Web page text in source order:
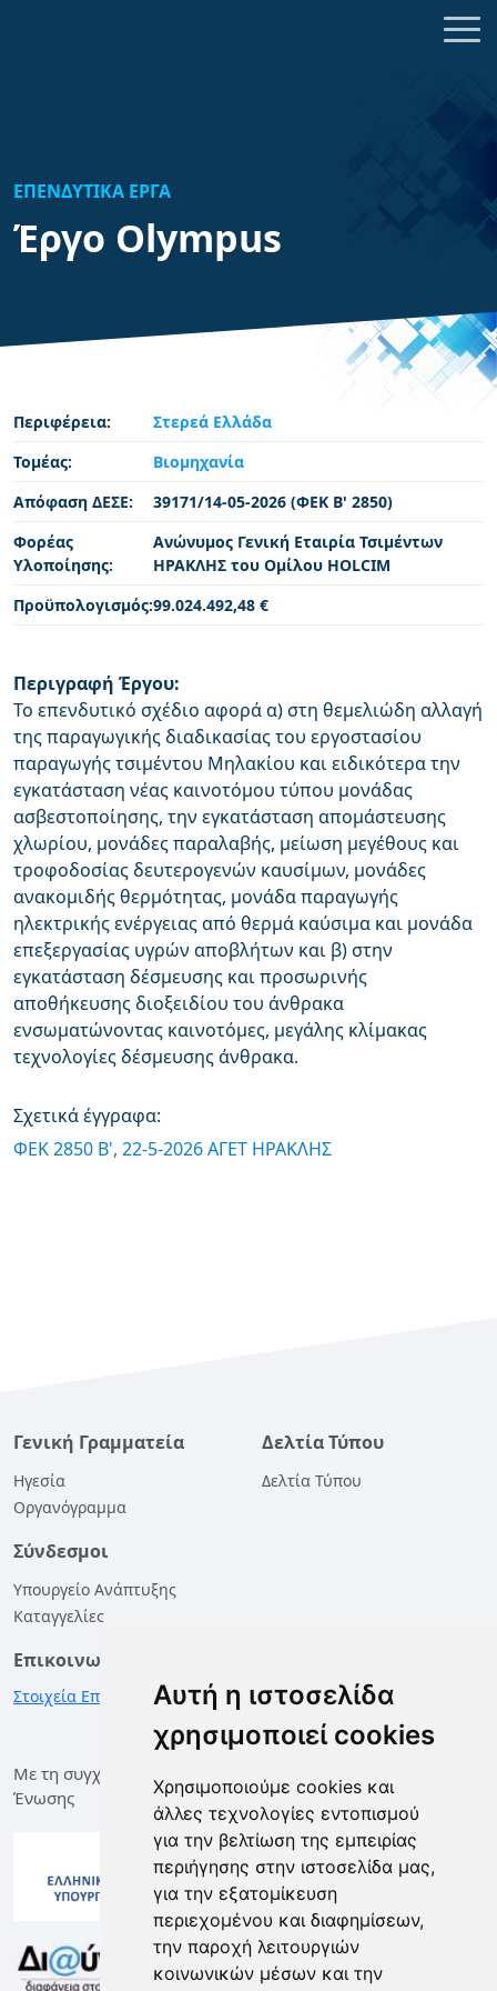
Αυτή η ιστοσελίδα
χρησιμοποιεί cookies
Χρησιμοποιούμε cookies και
άλλες τεχνολογίες εντοπισμού
για την βελτίωση της εμπειρίας
περιήγησης στην ιστοσελίδα μας,
για την εξατομίκευση
περιεχομένου και διαφημίσεων,
την παροχή λειτουργιών
κοινωνικών μέσων και την
ΕΠΕΝΔΥΤΙΚΑ ΕΡΓΑ
Έργο Olympus
Περιφέρεια:
Στερεά Ελλάδα
Τομέας:
Βιομηχανία
Απόφαση ΔΕΣΕ:
39171/14-05-2026 (ΦΕΚ Β' 2850)
Φορέας
Υλοποίησης:
Ανώνυμος Γενική Εταιρία Τσιμέντων
ΗΡΑΚΛΗΣ του Ομίλου HOLCIM
Προϋπολογισμός:99.024.492,48 €
Περιγραφή Έργου:
Το επενδυτικό σχέδιο αφορά α) στη θεμελιώδη αλλαγή
της παραγωγικής διαδικασίας του εργοστασίου
παραγωγής τσιμέντου Μηλακίου και ειδικότερα την
εγκατάσταση νέας καινοτόμου τύπου μονάδας
ασβεστοποίησης, την εγκατάσταση απομάστευσης
χλωρίου, μονάδες παραλαβής, μείωση μεγέθους και
τροφοδοσίας δευτερογενών καυσίμων, μονάδες
ανακομιδής θερμότητας, μονάδα παραγωγής
ηλεκτρικής ενέργειας από θερμά καύσιμα και μονάδα
επεξεργασίας υγρών αποβλήτων και β) στην
εγκατάσταση δέσμευσης και προσωρινής
αποθήκευσης διοξειδίου του άνθρακα
ενσωματώνοντας καινοτόμες, μεγάλης κλίμακας
τεχνολογίες δέσμευσης άνθρακα.
Σχετικά έγγραφα:
ΦΕΚ 2850 Β', 22-5-2026 ΑΓΕΤ ΗΡΑΚΛΗΣ
Γενική Γραμματεία
Ηγεσία
Οργανόγραμμα
Δελτία Τύπου
Δελτία Τύπου
Σύνδεσμοι
Υπουργείο Ανάπτυξης
Καταγγελίες
Επικοινωνία
Στοιχεία Επικοινωνίας
Με τη συγχρηματοδότηση της Ελλάδας και της Ευρωπαϊκής
Ένωσης